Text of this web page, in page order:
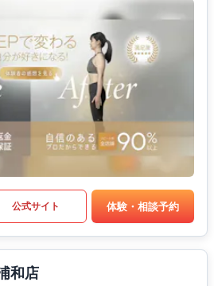
公式サイト 体験・相談予約
和店